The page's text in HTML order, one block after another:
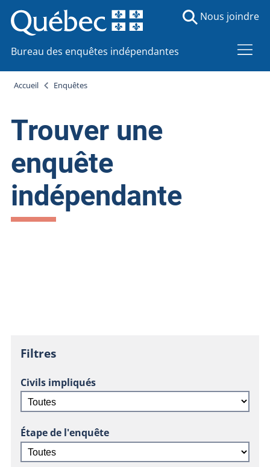
Bureau des enquêtes indépendantes
Nous joindre
Accueil Enquêtes
Trouver une
enquête
indépendante
Filtres
Civils impliqués
Étape de l'enquête